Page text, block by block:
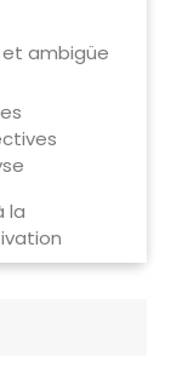
ambigüe
la